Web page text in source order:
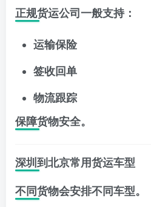
正规货运公司一般支持：
运输保险
签收回单
物流跟踪
保障货物安全。
深圳到北京常用货运车型
不同货物会安排不同车型。